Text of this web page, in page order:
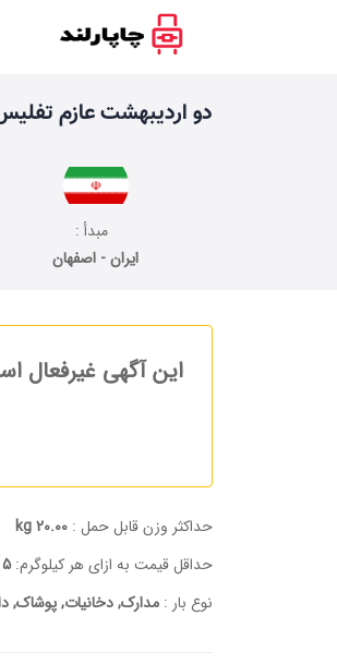
دو اردیبهشت عازم
مبدأ :
ایران - اصفهان
این آگهی غیرفعال
حداکثر وزن قابل حمل : 20.00 kg
حداقل قیمت به ازای هر کیلوگرم:5 USD
نوع بار : مدارک, دخانیات, پوشاک,